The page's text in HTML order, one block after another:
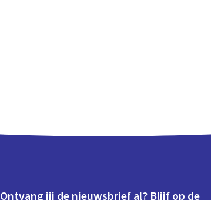
Ontvang jij de nieuwsbrief al? Blijf op de